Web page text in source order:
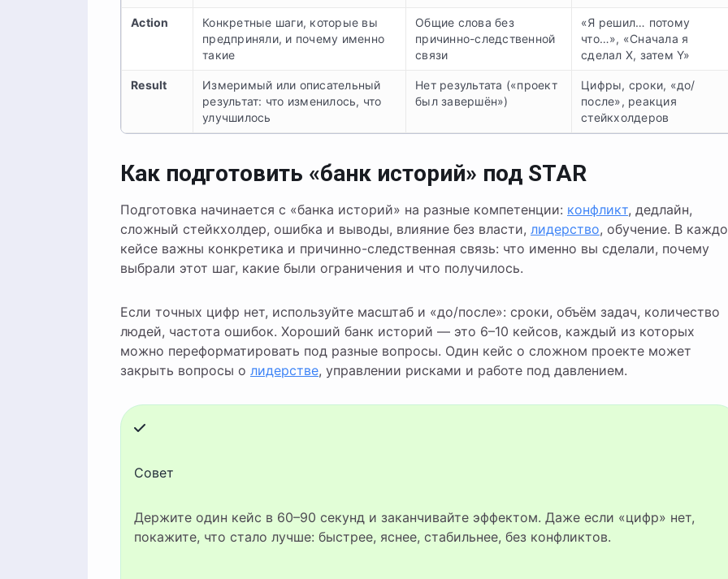
Action
Конкретные шаги, которые вы
предприняли, и почему именно
такие
Общие слова без
причинно-следственной
связи
«Я решил… потому
что…», «Сначала я
сделал X, затем Y»
Result
Измеримый или описательный
результат: что изменилось, что
улучшилось
Нет результата («проект
был завершён»)
Цифры, сроки, «до/
после», реакция
стейкхолдеров
Как подготовить «банк историй» под STAR
Подготовка начинается с «банка историй» на разные компетенции: конфликт, дедлайн,
сложный стейкхолдер, ошибка и выводы, влияние без власти, лидерство, обучение. В
кейсе важны конкретика и причинно-следственная связь: что именно вы сделали, почему
выбрали этот шаг, какие были ограничения и что получилось.
Если точных цифр нет, используйте масштаб и «до/после»: сроки, объём задач, количество
людей, частота ошибок. Хороший банк историй — это 6–10 кейсов, каждый из которых
можно переформатировать под разные вопросы. Один кейс о сложном проекте может
закрыть вопросы о лидерстве, управлении рисками и работе под давлением.
Совет
Держите один кейс в 60–90 секунд и заканчивайте эффектом. Даже если «цифр» нет,
покажите, что стало лучше: быстрее, яснее, стабильнее, без конфликтов.